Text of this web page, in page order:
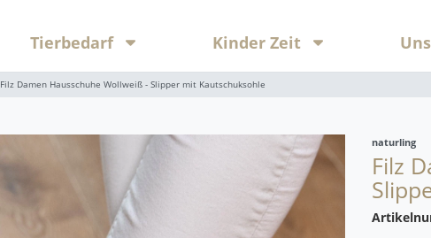
Tierbedarf Kinder Zeit
Filz Damen Hausschuhe Wollweiß - Slipper mit Kautschuksohle
naturling
Filz